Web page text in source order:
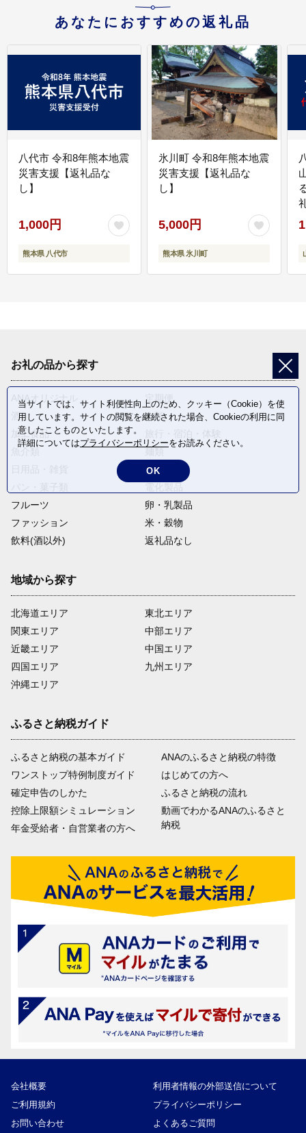
あなたにおすすめの返礼品
八代市 令和8年熊本地震
災害支援【返礼品な
し】
1,000円
熊本県 八代市
氷川町 令和8年熊本地震
災害支援【返礼品な
し】
5,000円
熊本県 氷川町
お礼の品から探す
ANAオリジナル
定期便
酒
肉類
加工食品
野菜
フルーツ
卵・乳製品
ファッション
米・穀物
飲料(酒以外)
返礼品なし
地域から探す
北海道エリア
関東エリア
近畿エリア
四国エリア
沖縄エリア
東北エリア
中部エリア
中国エリア
九州エリア
ふるさと納税ガイド
ふるさと納税の基本ガイド
ワンストップ特例制度ガイド
確定申告のしかた
控除上限額シミュレーション
年金受給者・自営業者の方へ
ANAのふるさと納税の特徴
はじめての方へ
ふるさと納税の流れ
動画でわかるANAのふるさと
納税
会社概要
利用者情報の外部送信について
ご利用規約
プライバシーポリシー
お問い合わせ
よくあるご質問
当サイトでは、サイト利便性向上のため、クッキー（Cookie）を使
用しています。サイトの閲覧を継続された場合、Cookieの利用に同
意したことものといたします。
詳細についてはプライバシーポリシーをお読みください。
OK